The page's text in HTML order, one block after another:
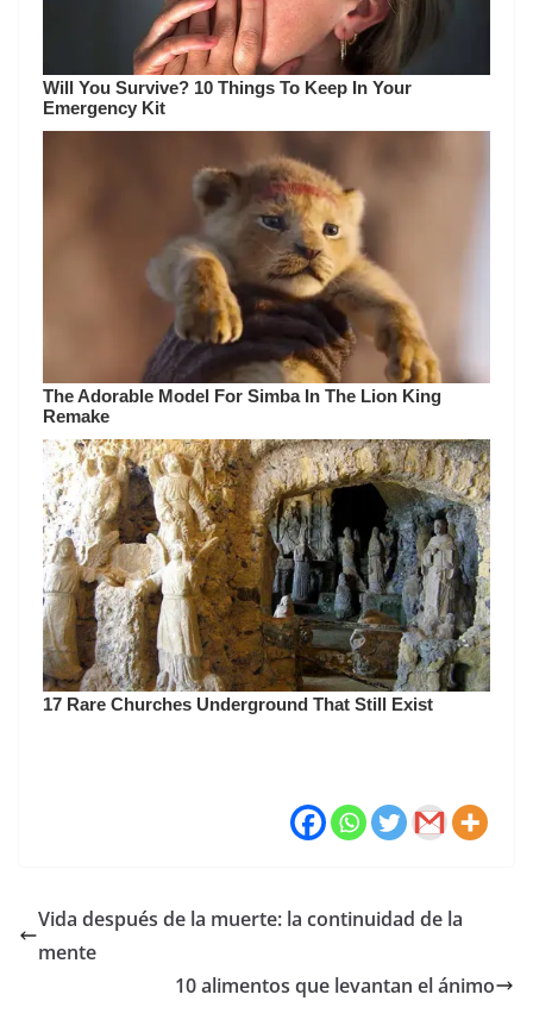
Vida después de la muerte: la continuidad de la
mente
10 alimentos que levantan el ánimo